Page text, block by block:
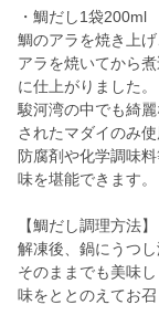
・鯛だし1袋200ml
鯛のアラを焼き上
アラを焼いてから
に仕上がりました。
駿河湾の中でも綺
されたマダイのみ使
防腐剤や化学調味
味を堪能できます。
【鯛だし調理方法】
解凍後、鍋にうつし
そのままでも美味
味をととのえてお召